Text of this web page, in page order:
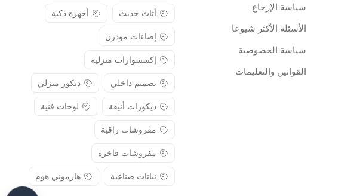
سياسة الإرجاع
الأسئلة الأكثر شيوعا
سياسة الخصوصية
القوانين والتعليمات
أثاث حديث
أجهزة ذكية
إضاءات مودرن
إكسسوارات منزلية
تصميم داخلي
ديكور منزلي
ديكورات أنيقة
لوحات فنية
مفروشات راقية
مفروشات فاخرة
نباتات صناعية
هارموني هوم